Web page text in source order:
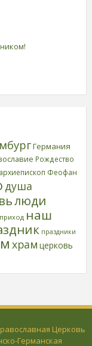
Германия
Рождество
архиепископ Феофан
душа
люди
наш
праздники
храм церковь
Церковь
Германская